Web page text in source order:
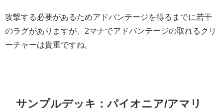
攻撃する必要があるためアドバンテージを得るまでに若干
のラグがありますが、2マナでアドバンテージの取れるクリ
ーチャーは貴重ですね。
サンプルデッキ：パイオニア/アマリ